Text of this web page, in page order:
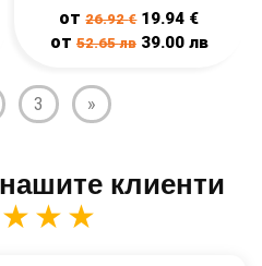
от26.92€ 19.94 €
от 52.65лв 39.00 лв
3 »
клиенти